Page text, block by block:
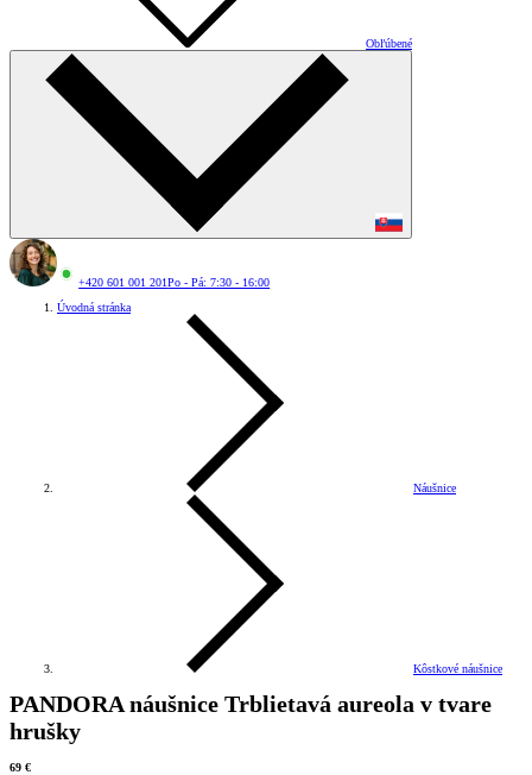
Obľúbené
+420 601 001 201Po - Pá: 7:30 - 16:00
Úvodná stránka
Náušnice
Kôstkové náušnice
PANDORA náušnice Trblietavá aureola v tvare
hrušky
69 €